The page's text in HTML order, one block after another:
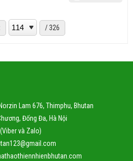
/ 326
Lam 676, Thimphu, Bhutan
Đống Đa, Hà Nội
và Zalo)